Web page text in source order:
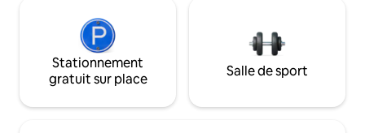
Stationnement
gratuit sur place
Salle de sport